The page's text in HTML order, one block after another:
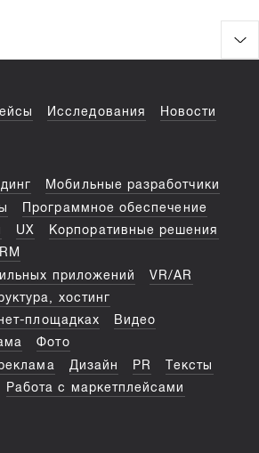
Исследования Новости
Мобильные разработчики
Программное обеспечение
UX
Корпоративные решения
приложений
VR/AR
хостинг
площадках
Видео
Фото
Дизайн PR
Тексты
Работа с маркетплейсами